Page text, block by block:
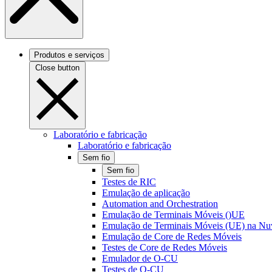
Produtos e serviços
Close button
Laboratório e fabricação
Laboratório e fabricação
Sem fio
Sem fio
Testes de RIC
Emulação de aplicação
Automation and Orchestration
Emulação de Terminais Móveis ()UE
Emulação de Terminais Móveis (UE) na
Emulação de Core de Redes Móveis
Testes de Core de Redes Móveis
Emulador de O-CU
Testes de O-CU